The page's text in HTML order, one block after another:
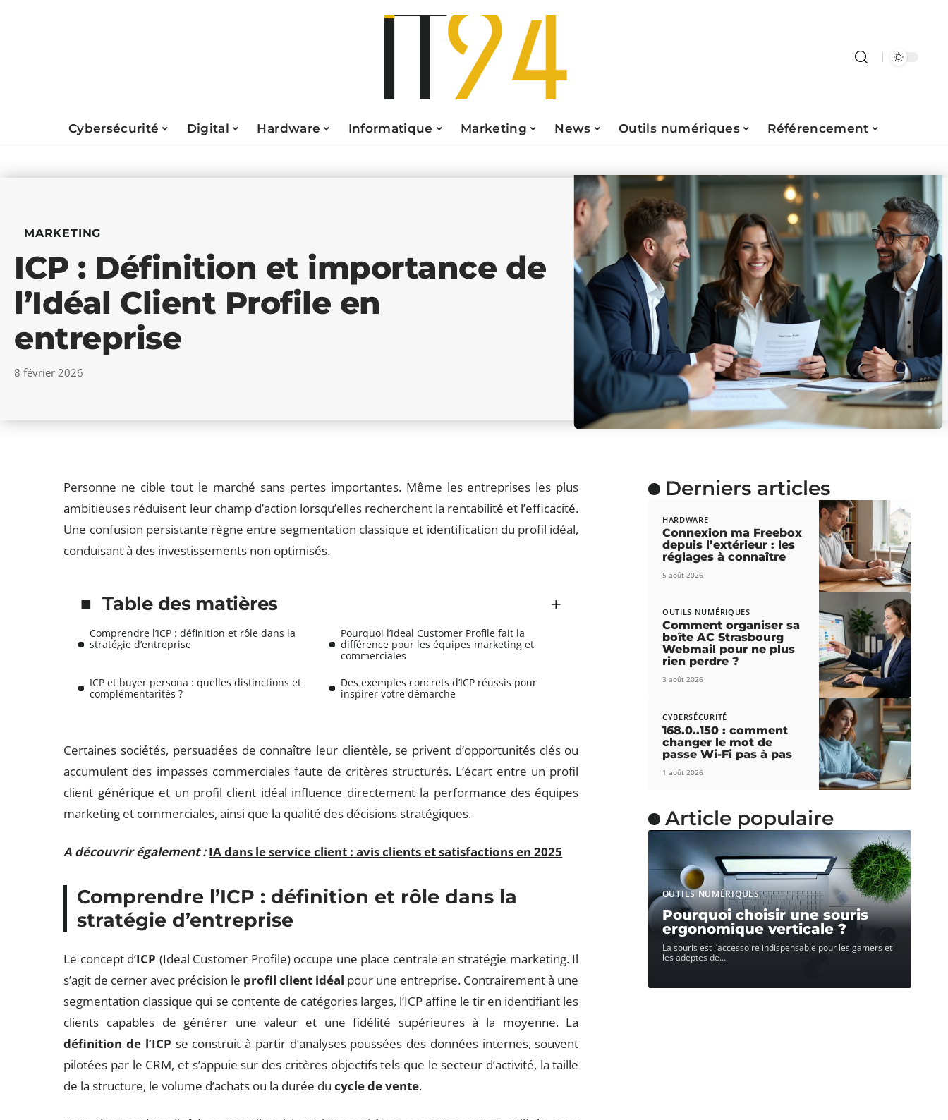
Cybersécurité Digital Hardware Informatique Marketing News Outils numériques Référencement
MARKETING
ICP : Définition et importance de
l’Idéal Client Profile en
entreprise
8 février 2026
Personne ne cible tout le marché sans pertes importantes. Même les entreprises les plus
ambitieuses réduisent leur champ d’action lorsqu’elles recherchent la rentabilité et l’efficacité.
Une confusion persistante règne entre segmentation classique et identification du profil idéal,
conduisant à des investissements non optimisés.
Table des matières
Comprendre l’ICP : définition et rôle dans la
stratégie d’entreprise
Pourquoi l’Ideal Customer Profile fait la
différence pour les équipes marketing et
commerciales
ICP et buyer persona : quelles distinctions et
complémentarités ?
Des exemples concrets d’ICP réussis pour
inspirer votre démarche
Certaines sociétés, persuadées de connaître leur clientèle, se privent d’opportunités clés ou
accumulent des impasses commerciales faute de critères structurés. L’écart entre un profil
client générique et un profil client idéal influence directement la performance des équipes
marketing et commerciales, ainsi que la qualité des décisions stratégiques.
A découvrir également : IA dans le service client : avis clients et satisfactions en 2025
Comprendre l’ICP : définition et rôle dans la
stratégie d’entreprise
Le concept d’ICP (Ideal Customer Profile) occupe une place centrale en stratégie marketing. Il
s’agit de cerner avec précision le profil client idéal pour une entreprise. Contrairement à une
segmentation classique qui se contente de catégories larges, l’ICP affine le tir en identifiant les
clients capables de générer une valeur et une fidélité supérieures à la moyenne. La
définition de l’ICP se construit à partir d’analyses poussées des données internes, souvent
pilotées par le CRM, et s’appuie sur des critères objectifs tels que le secteur d’activité, la taille
de la structure, le volume d’achats ou la durée ducycle de vente.
Derniers articles
HARDWARE
Connexion ma Freebox
depuis l’extérieur : les
réglages à connaître
5 août 2026
OUTILS NUMÉRIQUES
Comment organiser sa
boîte AC Strasbourg
Webmail pour ne plus
rien perdre ?
3 août 2026
CYBERSÉCURITÉ
168.0..150 : comment
changer le mot de
passe Wi-Fi pas à pas
1 août 2026
Article populaire
OUTILS NUMÉRIQUES
Pourquoi choisir une souris
ergonomique verticale ?
La souris est l’accessoire indispensable pour les gamers et
les adeptes de…